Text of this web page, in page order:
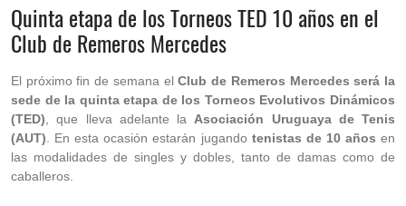
Quinta etapa de los Torneos TED 10 años en el
Club de Remeros Mercedes
El próximo fin de semana elClub de Remeros Mercedes será la
sede de la quinta etapa de los Torneos Evolutivos Dinámicos
(TED) , que lleva adelante la Asociación Uruguaya de Tenis
(AUT) . En esta ocasión estarán jugando tenistas de 10 años en
las modalidades de singles y dobles, tanto de damas como de
caballeros.